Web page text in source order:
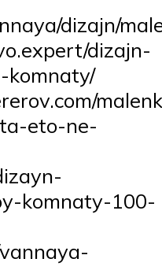
dizajn/
dizajn-
komnaty/
eto-ne-
komnaty-100-